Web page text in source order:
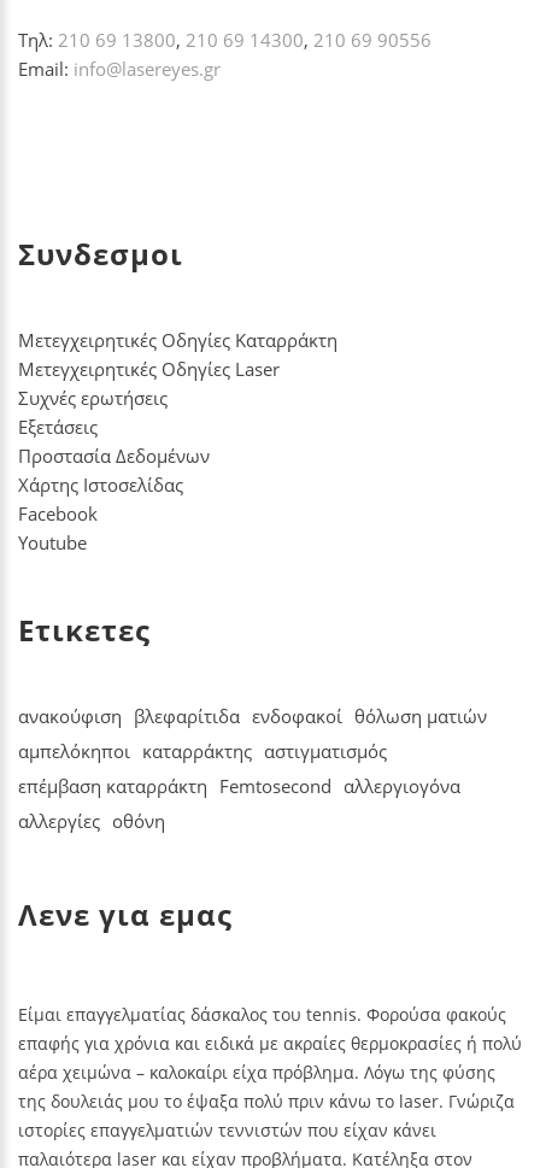
Τηλ: 210 69 13800, 210 69 14300, 210 69 90556
Email: info@lasereyes.gr
Συνδεσμοι
Μετεγχειρητικές Οδηγίες Καταρράκτη
Μετεγχειρητικές Οδηγίες Laser
Συχνές ερωτήσεις
Εξετάσεις
Προστασία Δεδομένων
Χάρτης Ιστοσελίδας
Facebook
Youtube
Ετικετες
ανακούφιση βλεφαρίτιδα ενδοφακοί θόλωση ματιών
αμπελόκηποι καταρράκτης αστιγματισμός
επέμβαση καταρράκτη Femtosecond αλλεργιογόνα
αλλεργίες οθόνη
Λενε για εμας
Είμαι επαγγελματίας δάσκαλος του tennis. Φορούσα φακούς
επαφής για χρόνια και ειδικά με ακραίες θερμοκρασίες ή πολύ
αέρα χειμώνα – καλοκαίρι είχα πρόβλημα. Λόγω της φύσης
της δουλειάς μου το έψαξα πολύ πριν κάνω το laser. Γνώριζα
ιστορίες επαγγελματιών τεννιστών που είχαν κάνει
παλαιότερα laser και είχαν προβλήματα. Κατέληξα στον
Είμαι επαγγελματίας δάσκαλος του tennis. Φορούσα φακούς
επαφής για χρόνια και ειδικά με ακραίες θερμοκρασίες ή πολύ
αέρα χειμώνα – καλοκαίρι είχα πρόβλημα. Λόγω της φύσης
της δουλειάς μου το έψαξα πολύ πριν κάνω το laser. Γνώριζα
ιστορίες επαγγελματιών τεννιστών που είχαν κάνει
παλαιότερα laser και είχαν προβλήματα. Κατέληξα στον